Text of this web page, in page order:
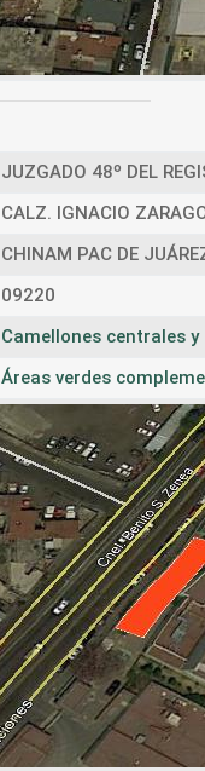
JUZGADO 48º DEL
CALZ. IGNACIO
CHINAM PAC DE
09220
Camellones centrales
Áreas verdes